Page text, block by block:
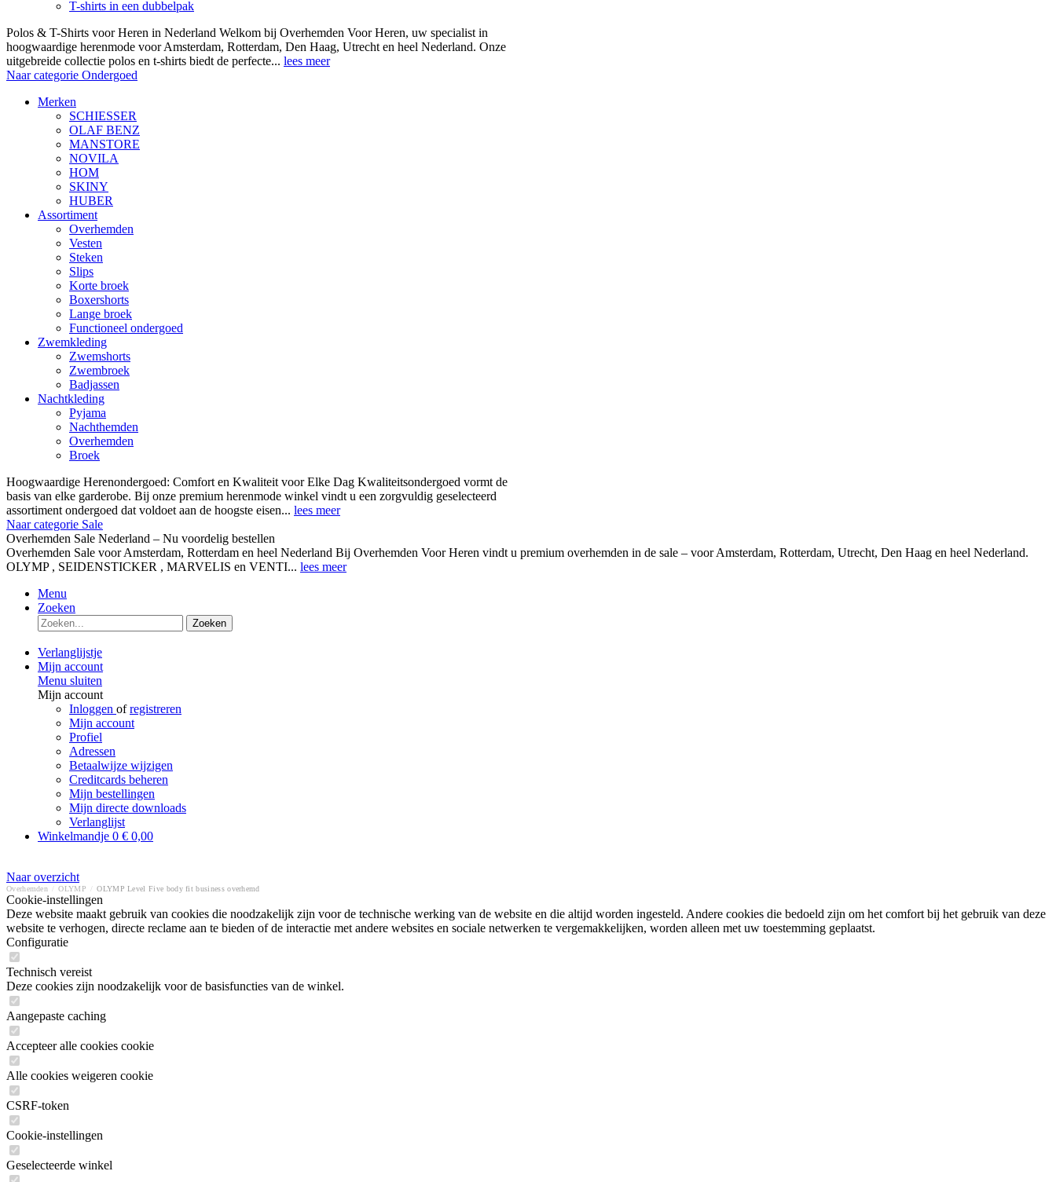
T-shirts in een dubbelpak
Polos & T-Shirts voor Heren in Nederland Welkom bij Overhemden Voor Heren, uw specialist in
hoogwaardige herenmode voor Amsterdam, Rotterdam, Den Haag, Utrecht en heel Nederland. Onze
uitgebreide collectie polos en t-shirts biedt de perfecte... lees meer
Naar categorie Ondergoed
Merken
SCHIESSER
OLAF BENZ
MANSTORE
NOVILA
HOM
SKINY
HUBER
Assortiment
Overhemden
Vesten
Steken
Slips
Korte broek
Boxershorts
Lange broek
Functioneel ondergoed
Zwemkleding
Zwemshorts
Zwembroek
Badjassen
Nachtkleding
Pyjama
Nachthemden
Overhemden
Broek
Hoogwaardige Herenondergoed: Comfort en Kwaliteit voor Elke Dag Kwaliteitsondergoed vormt de
basis van elke garderobe. Bij onze premium herenmode winkel vindt u een zorgvuldig geselecteerd
assortiment ondergoed dat voldoet aan de hoogste eisen... lees meer
Naar categorie Sale
Overhemden Sale Nederland – Nu voordelig bestellen
Overhemden Sale voor Amsterdam, Rotterdam en heel Nederland Bij Overhemden Voor Heren vindt u premium overhemden in de sale – voor Amsterdam, Rotterdam, Utrecht, Den Haag en heel Nederland.
OLYMP , SEIDENSTICKER , MARVELIS en VENTI... lees meer
Menu
Zoeken
Zoeken
Verlanglijstje
Mijn account
Menu sluiten
Mijn account
Inloggen ofregistreren
Mijn account
Profiel
Adressen
Betaalwijze wijzigen
Creditcards beheren
Mijn bestellingen
Mijn directe downloads
Verlanglijst
Winkelmandje 0 € 0,00
Naar overzicht
Overhemden OLYMP OLYMP Level Five body fit business overhemd
Cookie-instellingen
Deze website maakt gebruik van cookies die noodzakelijk zijn voor de technische werking van de website en die altijd worden ingesteld. Andere cookies die bedoeld zijn om het comfort bij het gebruik van deze
website te verhogen, directe reclame aan te bieden of de interactie met andere websites en sociale netwerken te vergemakkelijken, worden alleen met uw toestemming geplaatst.
Configuratie
Technisch vereist
Deze cookies zijn noodzakelijk voor de basisfuncties van de winkel.
Aangepaste caching
Accepteer alle cookies cookie
Alle cookies weigeren cookie
CSRF-token
Cookie-instellingen
Geselecteerde winkel